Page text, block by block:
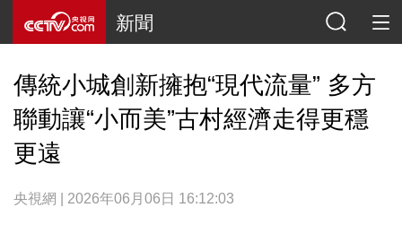
新聞
傳統小城創新擁抱“現代流量” 多方
聯動讓“小而美”古村經濟走得更穩
更遠
央視網 | 2026年06月06日 16:12:03